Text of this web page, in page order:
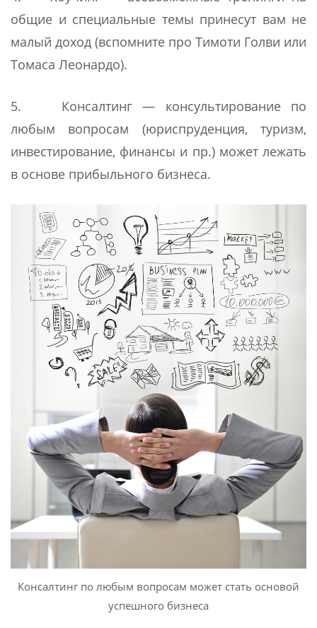
общие и специальные темы принесут вам не
малый доход (вспомните про Тимоти Голви или
Томаса Леонардо).
5. Консалтинг — консультирование по
любым вопросам (юриспруденция, туризм,
инвестирование, финансы и пр.) может лежать
в основе прибыльного бизнеса.
Консалтинг по любым вопросам может стать основой
успешного бизнеса